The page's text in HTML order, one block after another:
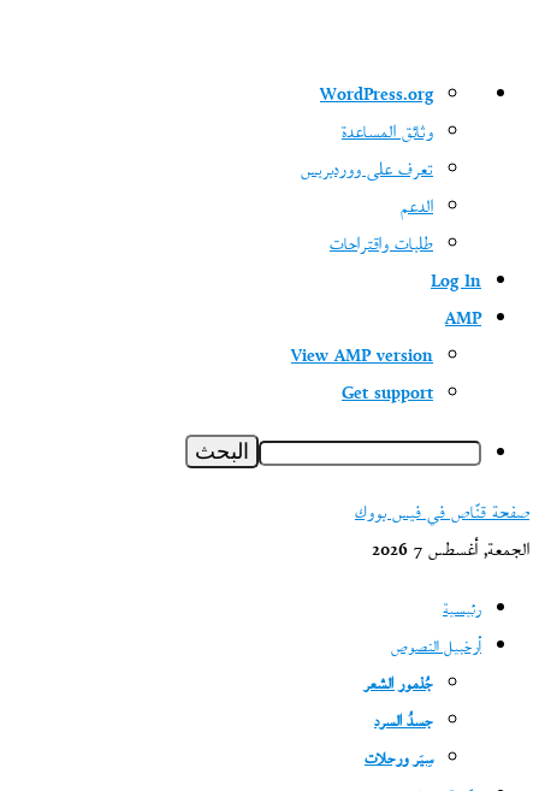
ووردبريس
WordPress.org
وثائق المساعدة
تعرف على ووردبريس
الدعم
طلبات واقتراحات
Log In
AMP
View AMP version
Get support
البحث
صفحة قنّاص في فيس بووك
الجمعة, أغسطس 7 2026
رئيسية
أرخبيل النصوص
جُذمور الشعر
جسدُ السرد
سِيَر ورحلات